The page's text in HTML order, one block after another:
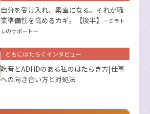
自分を受け入れ、素直になる。それが職
業準備性を高めるカギ。【後半】
ーミラト
レのサポートー
ともにはたらくインタビュー
吃音とADHDのある私のはたらき方|仕事
への向き合い方と対処法